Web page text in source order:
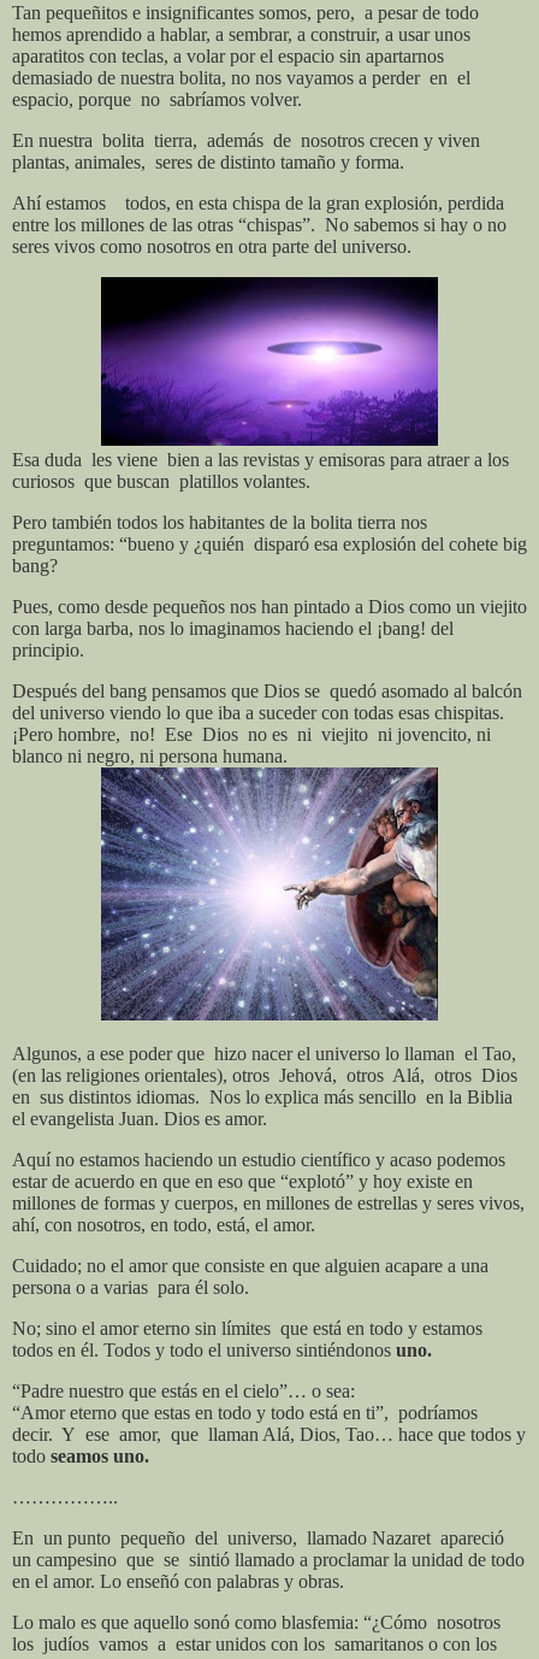
Tan pequeñitos e insignificantes somos, pero, a pesar de todo
hemos aprendido a hablar, a sembrar, a construir, a usar unos
aparatitos con teclas, a volar por el espacio sin apartarnos
demasiado de nuestra bolita, no nos vayamos a perder en el
espacio, porque no sabríamos volver.
En nuestra bolita tierra, además de nosotros crecen y viven
plantas, animales, seres de distinto tamaño y forma.
Ahí estamos
todos, en esta chispa de la gran explosión, perdida
entre los millones de las otras “chispas”. No sabemos si hay o no
seres vivos como nosotros en otra parte del universo.
Esa duda les viene bien a las revistas y emisoras para atraer a los
curiosos que buscan platillos volantes.
Pero también todos los habitantes de la bolita tierra nos
preguntamos: “bueno y ¿quién disparó esa explosión del cohete big
bang?
Pues, como desde pequeños nos han pintado a Dios como un viejito
con larga barba, nos lo imaginamos haciendo el ¡bang! del
principio.
Después del bang pensamos que Dios se quedó asomado al balcón
del universo viendo lo que iba a suceder con todas esas chispitas.
¡Pero hombre, no! Ese Dios no es ni viejito ni jovencito, ni
blanco ni negro, ni persona humana.
Algunos, a ese poder que hizo nacer el universo lo llaman el Tao,
(en las religiones orientales), otros Jehová, otros Alá, otros Dios
en sus distintos idiomas. Nos lo explica más sencillo en la Biblia
el evangelista Juan. Dios es amor.
Aquí no estamos haciendo un estudio científico y acaso podemos
estar de acuerdo en que en eso que “explotó” y hoy existe en
millones de formas y cuerpos, en millones de estrellas y seres vivos,
ahí, con nosotros, en todo, está, el amor.
Cuidado; no el amor que consiste en que alguien acapare a una
persona o a varias para él solo.
No; sino el amor eterno sin límites que está en todo y estamos
todos en él. Todos y todo el universo sintiéndonos uno.
“Padre nuestro que estás en el cielo”… o sea:
“Amor eterno que estas en todo y todo está en ti”, podríamos
decir. Y ese amor, que llaman Alá, Dios, Tao… hace que todos y
todo seamos uno.
……………..
En un punto pequeño del universo, llamado Nazaret apareció
un campesino que se sintió llamado a proclamar la unidad de todo
en el amor. Lo enseñó con palabras y obras.
Lo malo es que aquello sonó como blasfemia: “¿Cómo nosotros
los judíos vamos a estar unidos con los samaritanos o con los